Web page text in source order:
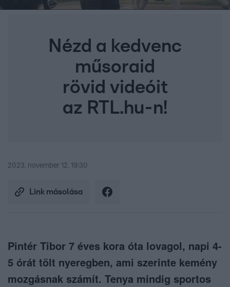
Nézd a kedvenc
műsoraid
rövid videóit
az RTL.hu-n!
2023. november 12. 19:30
Link másolása
Pintér Tibor 7 éves kora óta lovagol, napi 4-
5 órát tölt nyeregben, ami szerinte kemény
mozgásnak számít. Tenya mindig sportos